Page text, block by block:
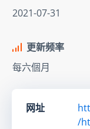
2021-07-31
更新频率
每六個月
网址
/